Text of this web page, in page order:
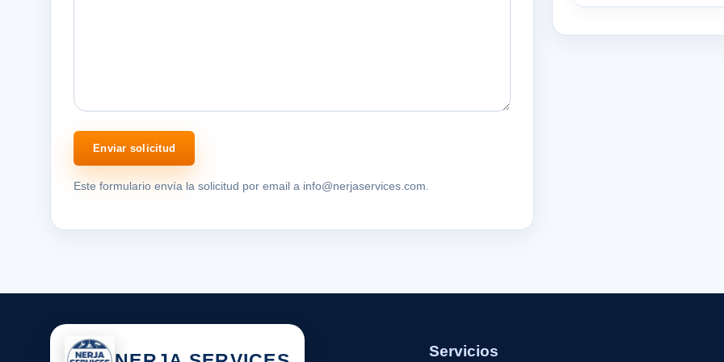
Enviar solicitud
Este formulario envía la solicitud por email a info@nerjaservices.com.
Servicios